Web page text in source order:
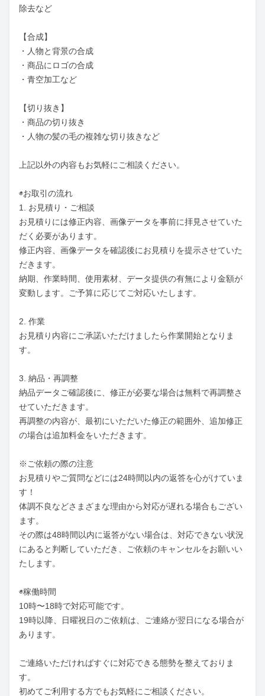
除去など
【合成】
・人物と背景の合成
・商品にロゴの合成
・青空加工など
【切り抜き】
・商品の切り抜き
・人物の髪の毛の複雑な切り抜きなど
上記以外の内容もお気軽にご相談ください。
◉お取引の流れ
1. お見積り・ご相談
お見積りには修正内容、画像データを事前に拝見させていた
だく必要があります。
修正内容、画像データを確認後にお見積りを提示させていた
だきます。
納期、作業時間、使用素材、データ提供の有無により金額が
変動します。ご予算に応じてご対応いたします。
2. 作業
お見積り内容にご承諾いただけましたら作業開始となりま
す。
3. 納品・再調整
納品データご確認後に、修正が必要な場合は無料で再調整さ
せていただきます。
再調整の内容が、最初にいただいた修正の範囲外、追加修正
の場合は追加料金をいただきます。
※ご依頼の際の注意
お見積りやご質問などには24時間以内の返答を心がけていま
す！
体調不良などさまざまな理由から対応が遅れる場合もござい
ます。
その際は48時間以内に返答がない場合は、対応できない状況
にあると判断していただき、ご依頼のキャンセルをお願いい
たします。
◉稼働時間
10時〜18時で対応可能です。
19時以降、日曜祝日のご依頼は、ご連絡が翌日になる場合が
あります。
ご連絡いただければすぐに対応できる態勢を整えておりま
す。
初めてご利用する方でもお気軽にご相談ください。